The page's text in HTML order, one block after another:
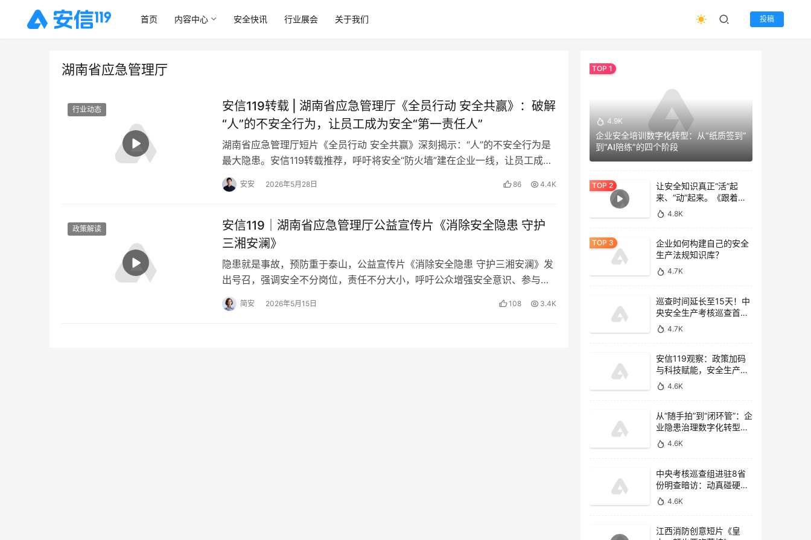
首页 内容中心 安全快讯 行业展会 关于我们 投稿
湖南省应急管理厅
行业动态
安信119转载 | 湖南省应急管理厅《全员行动 安全共赢》：破解
“人”的不安全行为，让员工成为安全“第一责任人”
湖南省应急管理厅短片《全员行动 安全共赢》深刻揭示：“人”的不安全行为是
最大隐患。安信119转载推荐，呼吁将安全“防火墙”建在企业一线，让员工成为
自己安全的“第一责任人”。
安安 2026年5月28日 86 4.4K
政策解读
安信119｜湖南省应急管理厅公益宣传片《消除安全隐患 守护
三湘安澜》
隐患就是事故，预防重于泰山，公益宣传片《消除安全隐患 守护三湘安澜》发
出号召，强调安全不分岗位，责任不分大小，呼吁公众增强安全意识、参与隐
患排查，共同织密织牢安全防护网。
简安 2026年5月15日 108 3.4K
4.9K
企业安全培训数字化转型：从“纸质签到”
到“AI陪练”的四个阶段
让安全知识真正“活”起
来、“动”起来。《跟着专
家去逛gai》
4.8K
企业如何构建自己的安全
生产法规知识库？
4.7K
巡查时间延长至15天！中
央安全生产考核巡查首次
开展监管执法专项检查
4.7K
安信119观察：政策加码
与科技赋能，安全生产信
息化驶入“快车道”
4.6K
从“随手拍”到“闭环管”：企
业隐患治理数字化转型的
四个关键
4.6K
中央考核巡查组进驻8省
份明查暗访：动真碰硬，
重拳惩治非法违法行为
4.6K
江西消防创意短片《皇